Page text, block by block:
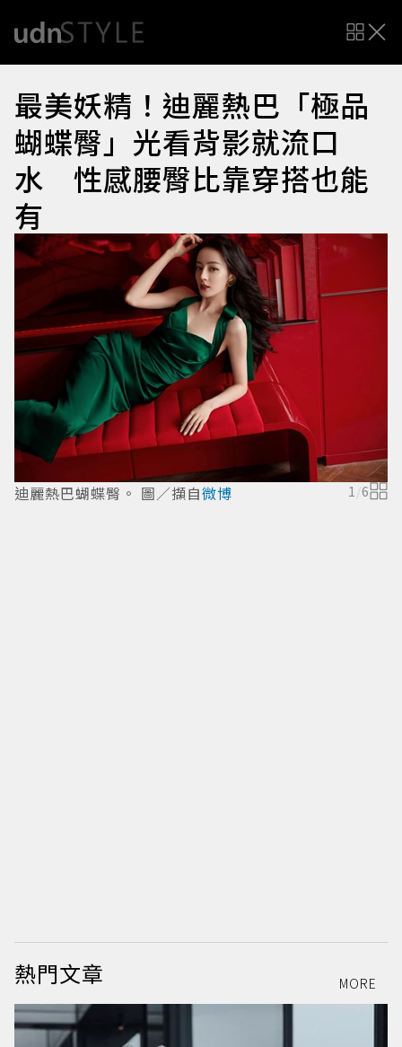
最美妖精！迪麗熱巴「極品
蝴蝶臀」光看背影就流口
水 性感腰臀比靠穿搭也能
有
迪麗熱巴蝴蝶臀。 圖／擷自微博 1/6
熱門文章 MORE